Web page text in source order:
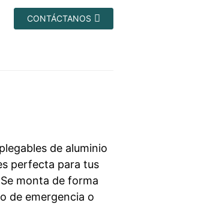
CONTÁCTANOS
de aluminio
perfecta para tus
monta de forma
de emergencia o